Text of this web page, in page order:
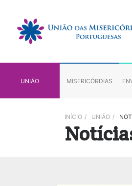
UNIÃO MISERICÓRDIAS
INÍCIO / UNIÃO /